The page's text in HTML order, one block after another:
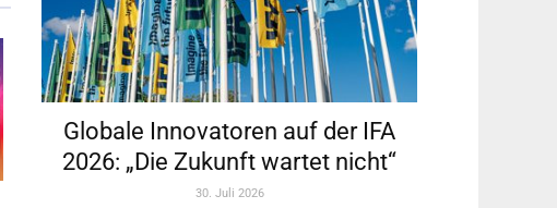
Globale Innovatoren auf der IFA
2026: „Die Zukunft wartet nicht“
30. Juli 2026